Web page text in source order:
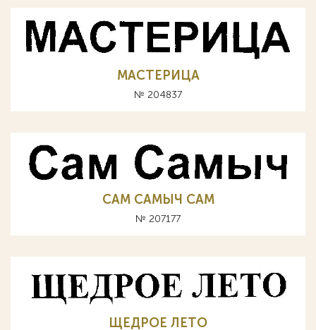
МАСТЕРИЦА
№ 204837
САМ САМЫЧ CAM
№ 207177
ЩЕДРОЕ ЛЕТО